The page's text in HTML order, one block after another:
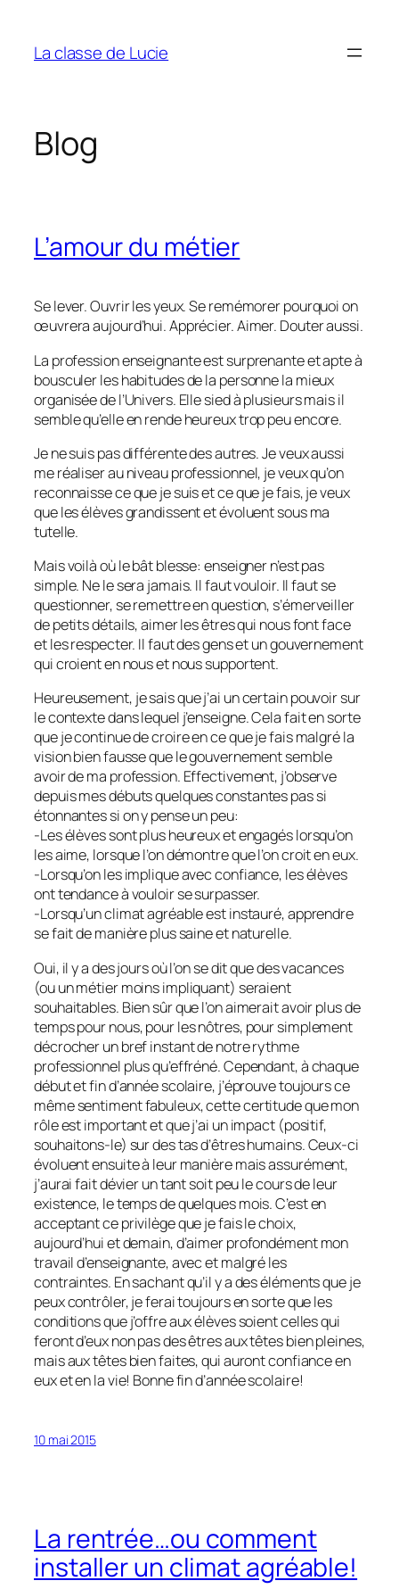
contenu
La classe de Lucie
Blog
L’amour du métier
Se lever. Ouvrir les yeux. Se remémorer pourquoi on
œuvrera aujourd’hui. Apprécier. Aimer. Douter aussi.
La profession enseignante est surprenante et apte à
bousculer les habitudes de la personne la mieux
organisée de l’Univers. Elle sied à plusieurs mais il
semble qu’elle en rende heureux trop peu encore.
Je ne suis pas différente des autres. Je veux aussi
me réaliser au niveau professionnel, je veux qu’on
reconnaisse ce que je suis et ce que je fais, je veux
que les élèves grandissent et évoluent sous ma
tutelle.
Mais voilà où le bât blesse: enseigner n’est pas
simple. Ne le sera jamais. Il faut vouloir. Il faut se
questionner, se remettre en question, s’émerveiller
de petits détails, aimer les êtres qui nous font face
et les respecter. Il faut des gens et un gouvernement
qui croient en nous et nous supportent.
Heureusement, je sais que j’ai un certain pouvoir sur
le contexte dans lequel j’enseigne. Cela fait en sorte
que je continue de croire en ce que je fais malgré la
vision bien fausse que le gouvernement semble
avoir de ma profession. Effectivement, j’observe
depuis mes débuts quelques constantes pas si
étonnantes si on y pense un peu:
-Les élèves sont plus heureux et engagés lorsqu’on
les aime, lorsque l’on démontre que l’on croit en eux.
-Lorsqu’on les implique avec confiance, les élèves
ont tendance à vouloir se surpasser.
-Lorsqu’un climat agréable est instauré, apprendre
se fait de manière plus saine et naturelle.
Oui, il y a des jours où l’on se dit que des vacances
(ou un métier moins impliquant) seraient
souhaitables. Bien sûr que l’on aimerait avoir plus de
temps pour nous, pour les nôtres, pour simplement
décrocher un bref instant de notre rythme
professionnel plus qu’effréné. Cependant, à chaque
début et fin d’année scolaire, j’éprouve toujours ce
même sentiment fabuleux, cette certitude que mon
rôle est important et que j’ai un impact (positif,
souhaitons-le) sur des tas d’êtres humains. Ceux-ci
évoluent ensuite à leur manière mais assurément,
j’aurai fait dévier un tant soit peu le cours de leur
existence, le temps de quelques mois. C’est en
acceptant ce privilège que je fais le choix,
aujourd’hui et demain, d’aimer profondément mon
travail d’enseignante, avec et malgré les
contraintes. En sachant qu’il y a des éléments que je
peux contrôler, je ferai toujours en sorte que les
conditions que j’offre aux élèves soient celles qui
feront d’eux non pas des êtres aux têtes bien pleines,
mais aux têtes bien faites, qui auront confiance en
eux et en la vie! Bonne fin d’année scolaire!
10 mai 2015
La rentrée…ou comment
installer un climat agréable!